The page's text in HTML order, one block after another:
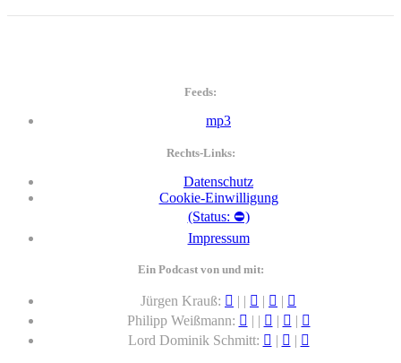
Feeds:
mp3
Rechts-Links:
Datenschutz
Cookie-Einwilligung
(Status: ⛔)
Impressum
Ein Podcast von und mit:
Jürgen Krauß: | | |
|
Philipp Weißmann:
| | |
|
Lord Dominik Schmitt:
| |